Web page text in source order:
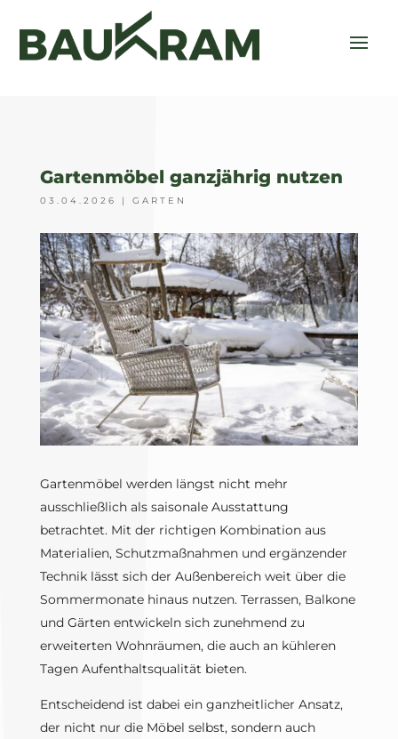
Gartenmöbel ganzjährig nutzen
03.04.2026 | GARTEN
Gartenmöbel werden längst nicht mehr
ausschließlich als saisonale Ausstattung
betrachtet. Mit der richtigen Kombination aus
Materialien, Schutzmaßnahmen und ergänzender
Technik lässt sich der Außenbereich weit über die
Sommermonate hinaus nutzen. Terrassen, Balkone
und Gärten entwickeln sich zunehmend zu
erweiterten Wohnräumen, die auch an kühleren
Tagen Aufenthaltsqualität bieten.
Entscheidend ist dabei ein ganzheitlicher Ansatz,
der nicht nur die Möbel selbst, sondern auch